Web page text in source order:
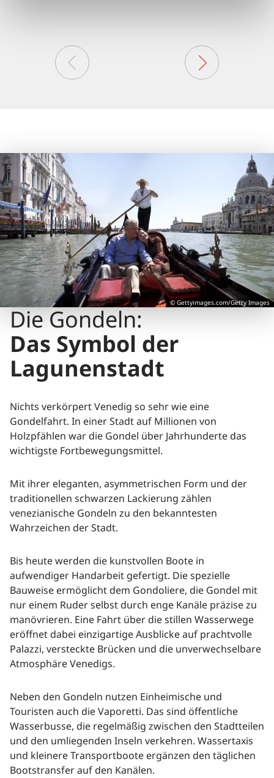
Die Gondeln:
Das Symbol der
Lagunenstadt
Nichts verkörpert Venedig so sehr wie eine
Gondelfahrt. In einer Stadt auf Millionen von
Holzpfählen war die Gondel über Jahrhunderte das
wichtigste Fortbewegungsmittel.
Mit ihrer eleganten, asymmetrischen Form und der
traditionellen schwarzen Lackierung zählen
venezianische Gondeln zu den bekanntesten
Wahrzeichen der Stadt.
Bis heute werden die kunstvollen Boote in
aufwendiger Handarbeit gefertigt. Die spezielle
Bauweise ermöglicht dem Gondoliere, die Gondel mit
nur einem Ruder selbst durch enge Kanäle präzise zu
manövrieren. Eine Fahrt über die stillen Wasserwege
eröffnet dabei einzigartige Ausblicke auf prachtvolle
Palazzi, versteckte Brücken und die unverwechselbare
Atmosphäre Venedigs.
Neben den Gondeln nutzen Einheimische und
Touristen auch die Vaporetti. Das sind öffentliche
Wasserbusse, die regelmäßig zwischen den Stadtteilen
und den umliegenden Inseln verkehren. Wassertaxis
und kleinere Transportboote ergänzen den täglichen
Bootstransfer auf den Kanälen.
© Gettyimages.com/Getty Images